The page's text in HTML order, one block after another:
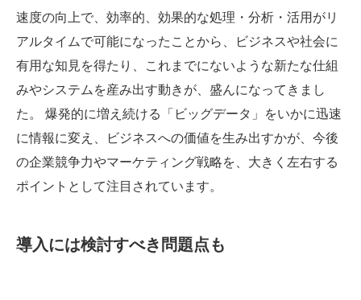
速度の向上で、効率的、効果的な処理・分析・活用がリ
アルタイムで可能になったことから、ビジネスや社会に
有用な知見を得たり、これまでにないような新たな仕組
みやシステムを産み出す動きが、盛んになってきまし
た。 爆発的に増え続ける「ビッグデータ」をいかに迅速
に情報に変え、ビジネスへの価値を生み出すかが、今後
の企業競争力やマーケティング戦略を、大きく左右する
ポイントとして注目されています。
導入には検討すべき問題点も